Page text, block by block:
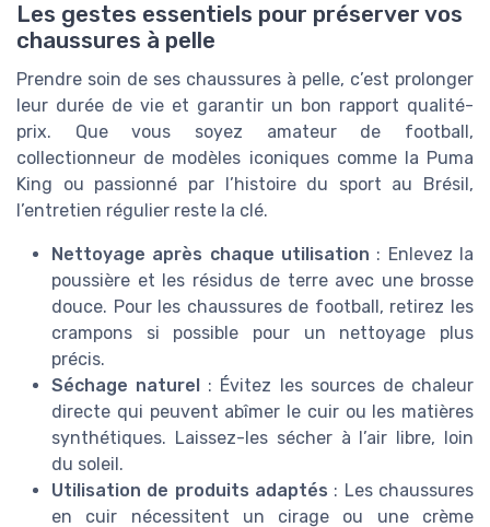
Les gestes essentiels pour préserver vos
chaussures à pelle
Prendre soin de ses chaussures à pelle, c’est prolonger
leur durée de vie et garantir un bon rapport qualité-
prix. Que vous soyez amateur de football,
collectionneur de modèles iconiques comme la Puma
King ou passionné par l’histoire du sport au Brésil,
l’entretien régulier reste la clé.
Nettoyage après chaque utilisation : Enlevez la
poussière et les résidus de terre avec une brosse
douce. Pour les chaussures de football, retirez les
crampons si possible pour un nettoyage plus
précis.
Séchage naturel : Évitez les sources de chaleur
directe qui peuvent abîmer le cuir ou les matières
synthétiques. Laissez-les sécher à l’air libre, loin
du soleil.
Utilisation de produits adaptés : Les chaussures
en cuir nécessitent un cirage ou une crème